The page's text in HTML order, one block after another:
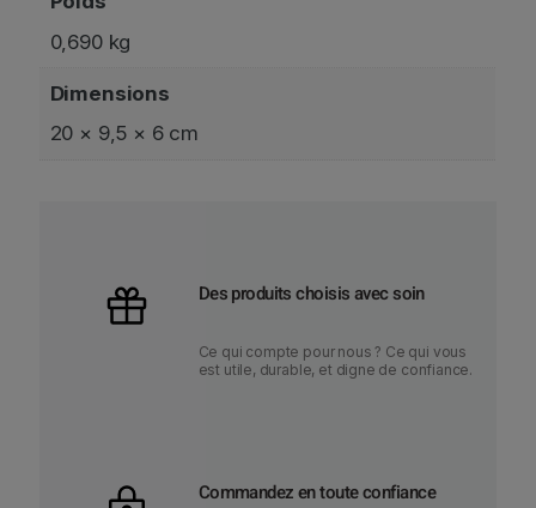
0,690 kg
Dimensions
20 × 9,5 × 6 cm
Des produits choisis avec soin
Ce qui compte pour nous ? Ce qui vous
est utile, durable, et digne de confiance.
Commandez en toute confiance